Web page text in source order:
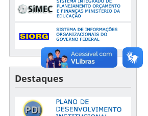
Destaques